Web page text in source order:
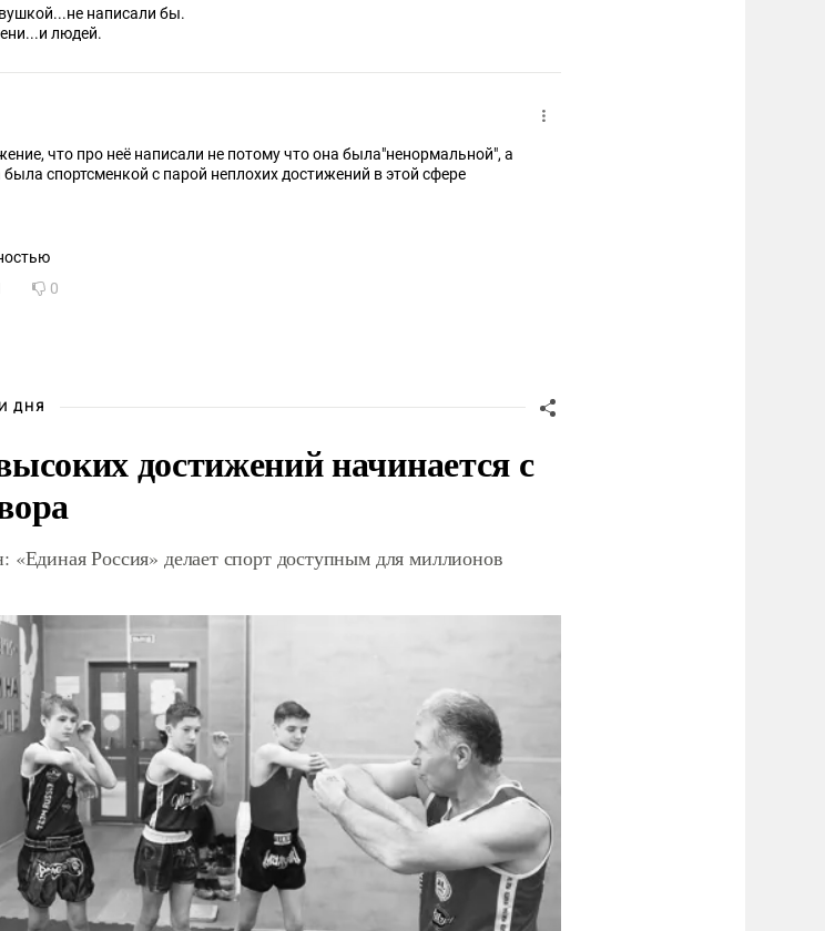
написали бы.
людей.
что про неё написали не потому что она была"ненормальной", а
была спортсменкой с парой неплохих достижений в этой сфере
0
ДНЯ
достижений начинается с
Россия» делает спорт доступным для миллионов